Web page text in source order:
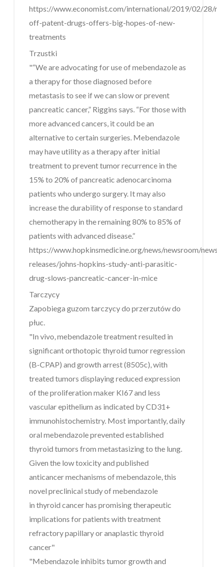
https://www.economist.com/international/2019/02/28/
off-patent-drugs-offers-big-hopes-of-new-
treatments
Trzustki
"“We are advocating for use of mebendazole as
a therapy for those diagnosed before
metastasis to see if we can slow or prevent
pancreatic cancer,” Riggins says. “For those with
more advanced cancers, it could be an
alternative to certain surgeries. Mebendazole
may have utility as a therapy after initial
treatment to prevent tumor recurrence in the
15% to 20% of pancreatic adenocarcinoma
patients who undergo surgery. It may also
increase the durability of response to standard
chemotherapy in the remaining 80% to 85% of
patients with advanced disease.”
https://www.hopkinsmedicine.org/news/newsroom/
releases/johns-hopkins-study-anti-parasitic-
drug-slows-pancreatic-cancer-in-mice
Tarczycy
Zapobiega guzom tarczycy do przerzutów do
płuc.
"In vivo, mebendazole treatment resulted in
significant orthotopic thyroid tumor regression
(B-CPAP) and growth arrest (8505c), with
treated tumors displaying reduced expression
of the proliferation maker KI67 and less
vascular epithelium as indicated by CD31+
immunohistochemistry. Most importantly, daily
oral mebendazole prevented established
thyroid tumors from metastasizing to the lung.
Given the low toxicity and published
anticancer mechanisms of mebendazole, this
novel preclinical study of mebendazole
in thyroid cancer has promising therapeutic
implications for patients with treatment
refractory papillary or anaplastic thyroid
cancer"
"Mebendazole inhibits tumor growth and